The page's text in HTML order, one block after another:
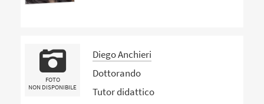
FOTO
NON DISPONIBILE
Diego Anchieri
Dottorando
Tutor didattico